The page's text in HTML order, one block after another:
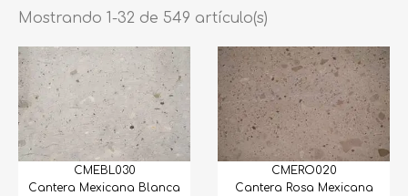
Adhesivos
Aglomerado
BookMatch
Caliza
Cantera
Mostrando 1-32 de 549 artículo(s)
CMEBL030
Cantera Mexicana Blanca
CMERO020
Cantera Rosa Mexicana